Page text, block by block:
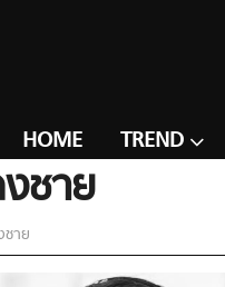
HOME TREND
ชาย
าย